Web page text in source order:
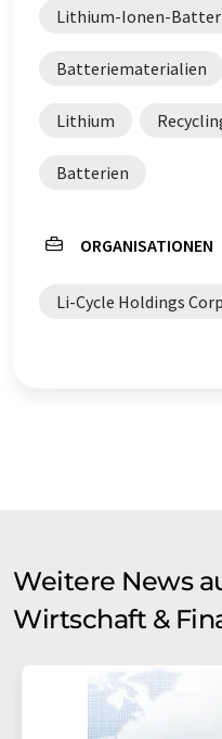
Lithium-Ionen-
Batteriematerialien
Lithium
Batterien
ORGANISATIONEN
Li-Cycle Holdings Corp
Weitere News
Wirtschaft &